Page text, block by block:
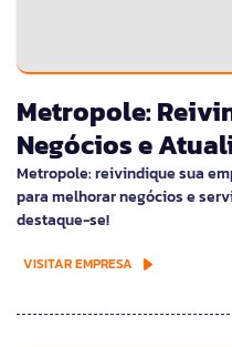
Metropole:
Negócios e
Metropole: reivindique sua
para melhorar negócios e
destaque-se!
VISITAR EMPRESA